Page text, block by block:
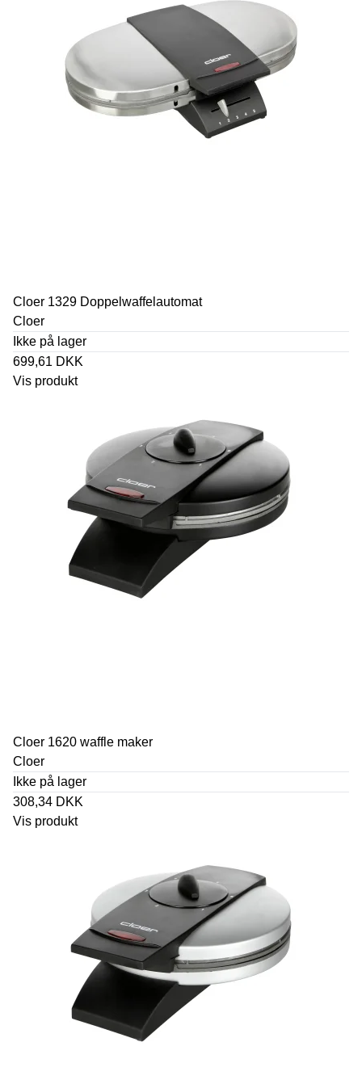
Cloer 1329 Doppelwaffelautomat
Cloer
Ikke på lager
699,61 DKK
Vis produkt
Cloer 1620 waffle maker
Cloer
Ikke på lager
308,34 DKK
Vis produkt